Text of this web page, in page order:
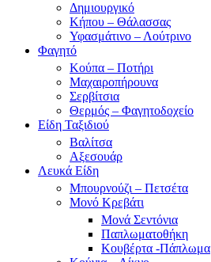
Δημιουργικό
Κήπου – Θάλασσας
Υφασμάτινο – Λούτρινο
Φαγητό
Κούπα – Ποτήρι
Μαχαιροπήρουνα
Σερβίτσια
Θερμός – Φαγητοδοχείο
Είδη Ταξιδιού
Βαλίτσα
Αξεσουάρ
Λευκά Είδη
Μπουρνούζι – Πετσέτα
Μονό Κρεβάτι
Μονά Σεντόνια
Παπλωματοθήκη
Κουβέρτα -Πάπλωμα